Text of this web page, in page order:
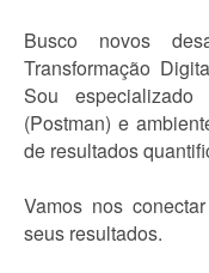
Busco novos
Transformação
Sou
(Postman) e
de resultados
Vamos nos
seus resultados.